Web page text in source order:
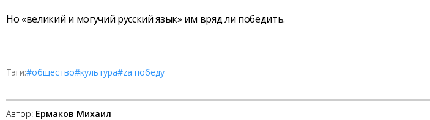
Но «великий и могучий русский язык» им вряд ли победить.
Тэги:#общество#культура#zа победу
Автор: Ермаков Михаил